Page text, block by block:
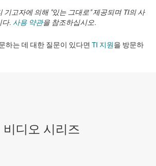
기고자에 의해 "있는 그대로" 제공되며 TI의 사
다. 사용 약관을 참조하십시오.
하는 데 대한 질문이 있다면 TI 지원을 방문하
비디오 시리즈